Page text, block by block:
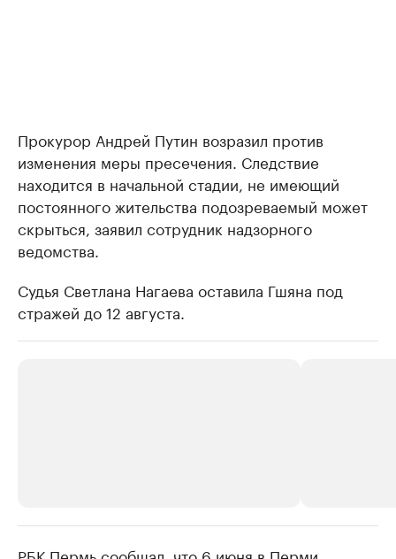
Прокурор Андрей Путин возразил против
изменения меры пресечения. Следствие
находится в начальной стадии, не имеющий
постоянного жительства подозреваемый может
скрыться, заявил сотрудник надзорного
ведомства.
Судья Светлана Нагаева оставила Гшяна под
стражей до 12 августа.
РБК Пермь сообщал, что 6 июня в Перми